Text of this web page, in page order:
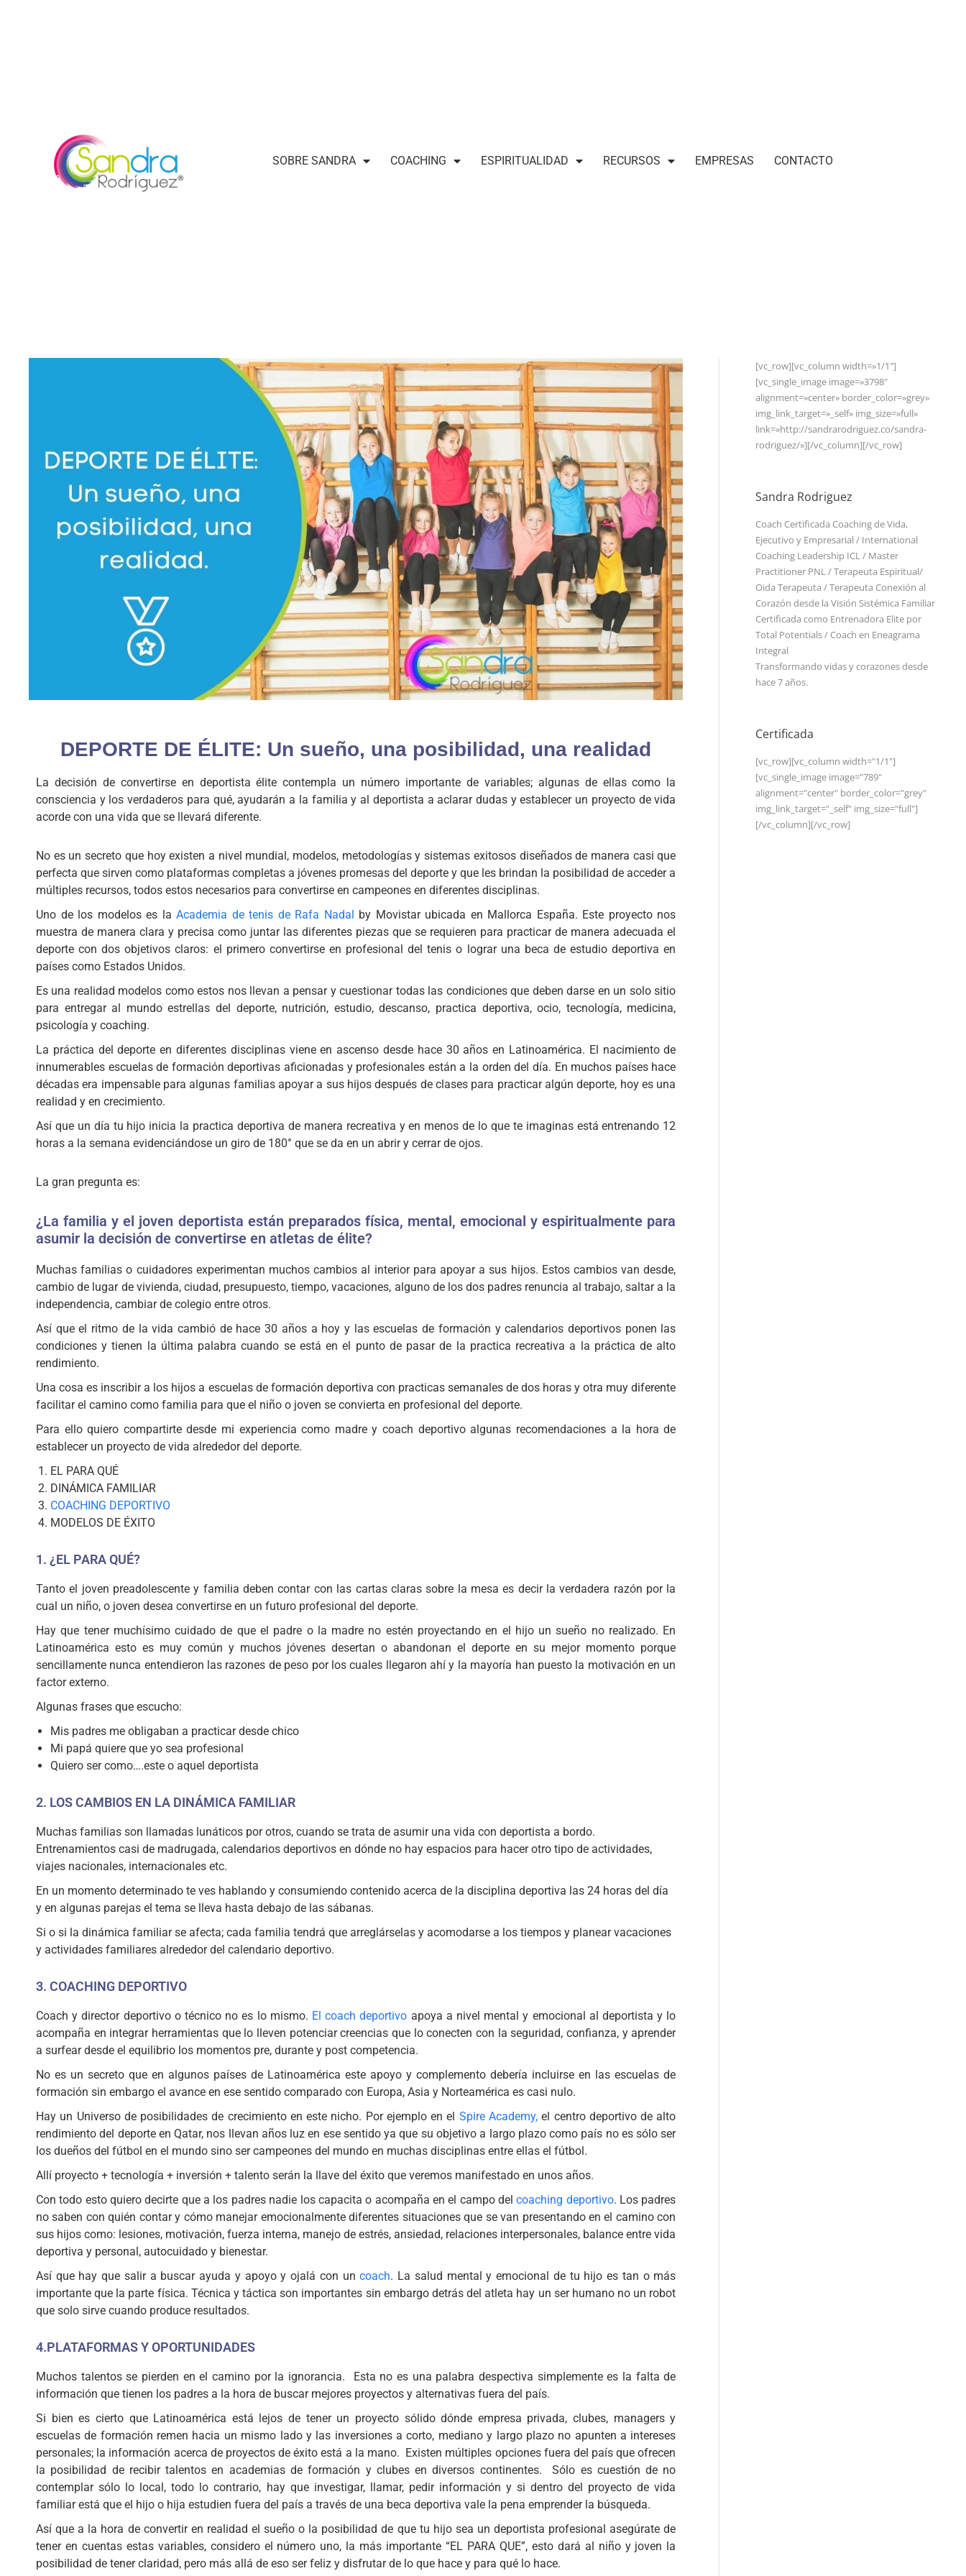
SOBRE SANDRA COACHING ESPIRITUALIDAD RECURSOS EMPRESAS CONTACTO
DEPORTE DE ÉLITE: Un sueño, una posibilidad, una realidad
La decisión de convertirse en deportista élite contempla un número importante de variables; algunas de ellas como la
consciencia y los verdaderos para qué, ayudarán a la familia y al deportista a aclarar dudas y establecer un proyecto de vida
acorde con una vida que se llevará diferente.
No es un secreto que hoy existen a nivel mundial, modelos, metodologías y sistemas exitosos diseñados de manera casi que
perfecta que sirven como plataformas completas a jóvenes promesas del deporte y que les brindan la posibilidad de acceder a
múltiples recursos, todos estos necesarios para convertirse en campeones en diferentes disciplinas.
Uno de los modelos es laAcademia de tenis de Rafa Nadal
by Movistar ubicada en Mallorca España. Este proyecto nos
muestra de manera clara y precisa como juntar las diferentes piezas que se requieren para practicar de manera adecuada el
deporte con dos objetivos claros: el primero convertirse en profesional del tenis o lograr una beca de estudio deportiva en
países como Estados Unidos.
Es una realidad modelos como estos nos llevan a pensar y cuestionar todas las condiciones que deben darse en un solo sitio
para entregar al mundo estrellas del deporte, nutrición, estudio, descanso, practica deportiva, ocio, tecnología, medicina,
psicología y coaching.
La práctica del deporte en diferentes disciplinas viene en ascenso desde hace 30 años en Latinoamérica. El nacimiento de
innumerables escuelas de formación deportivas aficionadas y profesionales están a la orden del día. En muchos países hace
décadas era impensable para algunas familias apoyar a sus hijos después de clases para practicar algún deporte, hoy es una
realidad y en crecimiento.
Así que un día tu hijo inicia la practica deportiva de manera recreativa y en menos de lo que te imaginas está entrenando 12
horas a la semana evidenciándose un giro de 180° que se da en un abrir y cerrar de ojos.
La gran pregunta es:
¿La familia y el joven deportista están preparados física, mental, emocional y espiritualmente para
asumir la decisión de convertirse en atletas de élite?
Muchas familias o cuidadores experimentan muchos cambios al interior para apoyar a sus hijos. Estos cambios van desde,
cambio de lugar de vivienda, ciudad, presupuesto, tiempo, vacaciones, alguno de los dos padres renuncia al trabajo, saltar a la
independencia, cambiar de colegio entre otros.
Así que el ritmo de la vida cambió de hace 30 años a hoy y las escuelas de formación y calendarios deportivos ponen las
condiciones y tienen la última palabra cuando se está en el punto de pasar de la practica recreativa a la práctica de alto
rendimiento.
Una cosa es inscribir a los hijos a escuelas de formación deportiva con practicas semanales de dos horas y otra muy diferente
facilitar el camino como familia para que el niño o joven se convierta en profesional del deporte.
Para ello quiero compartirte desde mi experiencia como madre y coach deportivo algunas recomendaciones a la hora de
establecer un proyecto de vida alrededor del deporte.
EL PARA QUÉ
DINÁMICA FAMILIAR
COACHING DEPORTIVO
MODELOS DE ÉXITO
1. ¿EL PARA QUÉ?
Tanto el joven preadolescente y familia deben contar con las cartas claras sobre la mesa es decir la verdadera razón por la
cual un niño, o joven desea convertirse en un futuro profesional del deporte.
Hay que tener muchísimo cuidado de que el padre o la madre no estén proyectando en el hijo un sueño no realizado. En
Latinoamérica esto es muy común y muchos jóvenes desertan o abandonan el deporte en su mejor momento porque
sencillamente nunca entendieron las razones de peso por los cuales llegaron ahí y la mayoría han puesto la motivación en un
factor externo.
Algunas frases que escucho:
Mis padres me obligaban a practicar desde chico
Mi papá quiere que yo sea profesional
Quiero ser como….este o aquel deportista
2. LOS CAMBIOS EN LA DINÁMICA FAMILIAR
Muchas familias son llamadas lunáticos por otros, cuando se trata de asumir una vida con deportista a bordo.
Entrenamientos casi de madrugada, calendarios deportivos en dónde no hay espacios para hacer otro tipo de actividades,
viajes nacionales, internacionales etc.
En un momento determinado te ves hablando y consumiendo contenido acerca de la disciplina deportiva las 24 horas del día
y en algunas parejas el tema se lleva hasta debajo de las sábanas.
Si o si la dinámica familiar se afecta; cada familia tendrá que arreglárselas y acomodarse a los tiempos y planear vacaciones
y actividades familiares alrededor del calendario deportivo.
3. COACHING DEPORTIVO
Coach y director deportivo o técnico no es lo mismo. El coach deportivo apoya a nivel mental y emocional al deportista y lo
acompaña en integrar herramientas que lo lleven potenciar creencias que lo conecten con la seguridad, confianza, y aprender
a surfear desde el equilibrio los momentos pre, durante y post competencia.
No es un secreto que en algunos países de Latinoamérica este apoyo y complemento debería incluirse en las escuelas de
formación sin embargo el avance en ese sentido comparado con Europa, Asia y Norteamérica es casi nulo.
Hay un Universo de posibilidades de crecimiento en este nicho. Por ejemplo en el Spire Academy, el centro deportivo de alto
rendimiento del deporte en Qatar, nos llevan años luz en ese sentido ya que su objetivo a largo plazo como país no es sólo ser
los dueños del fútbol en el mundo sino ser campeones del mundo en muchas disciplinas entre ellas el fútbol.
Allí proyecto + tecnología + inversión + talento serán la llave del éxito que veremos manifestado en unos años.
Con todo esto quiero decirte que a los padres nadie los capacita o acompaña en el campo delcoaching deportivo. Los padres
no saben con quién contar y cómo manejar emocionalmente diferentes situaciones que se van presentando en el camino con
sus hijos como: lesiones, motivación, fuerza interna, manejo de estrés, ansiedad, relaciones interpersonales, balance entre vida
deportiva y personal, autocuidado y bienestar.
Así que hay que salir a buscar ayuda y apoyo y ojalá con uncoach. La salud mental y emocional de tu hijo es tan o más
importante que la parte física. Técnica y táctica son importantes sin embargo detrás del atleta hay un ser humano no un robot
que solo sirve cuando produce resultados.
4.PLATAFORMAS Y OPORTUNIDADES
Muchos talentos se pierden en el camino por la ignorancia. Esta no es una palabra despectiva simplemente es la falta de
información que tienen los padres a la hora de buscar mejores proyectos y alternativas fuera del país.
Si bien es cierto que Latinoamérica está lejos de tener un proyecto sólido dónde empresa privada, clubes, managers y
escuelas de formación remen hacia un mismo lado y las inversiones a corto, mediano y largo plazo no apunten a intereses
personales; la información acerca de proyectos de éxito está a la mano. Existen múltiples opciones fuera del país que ofrecen
la posibilidad de recibir talentos en academias de formación y clubes en diversos continentes. Sólo es cuestión de no
contemplar sólo lo local, todo lo contrario, hay que investigar, llamar, pedir información y si dentro del proyecto de vida
familiar está que el hijo o hija estudien fuera del país a través de una beca deportiva vale la pena emprender la búsqueda.
Así que a la hora de convertir en realidad el sueño o la posibilidad de que tu hijo sea un deportista profesional asegúrate de
tener en cuentas estas variables, considero el número uno, la más importante “EL PARA QUE”, esto dará al niño y joven la
posibilidad de tener claridad, pero más allá de eso ser feliz y disfrutar de lo que hace y para qué lo hace.
[vc_row][vc_column width=»1/1″]
[vc_single_image image=»3798″
alignment=»center» border_color=»grey»
img_link_target=»_self» img_size=»full»
link=»http://sandrarodriguez.co/sandra-
rodriguez/»][/vc_column][/vc_row]
Sandra Rodriguez
Coach Certificada Coaching de Vida,
Ejecutivo y Empresarial / International
Coaching Leadership ICL / Master
Practitioner PNL / Terapeuta Espiritual/
Oida Terapeuta / Terapeuta Conexión al
Corazón desde la Visión Sistémica Familiar
Certificada como Entrenadora Elite por
Total Potentials / Coach en Eneagrama
Integral
Transformando vidas y corazones desde
hace 7 años.
Certificada
[vc_row][vc_column width="1/1"]
[vc_single_image image="789"
alignment="center" border_color="grey"
img_link_target="_self" img_size="full"]
[/vc_column][/vc_row]